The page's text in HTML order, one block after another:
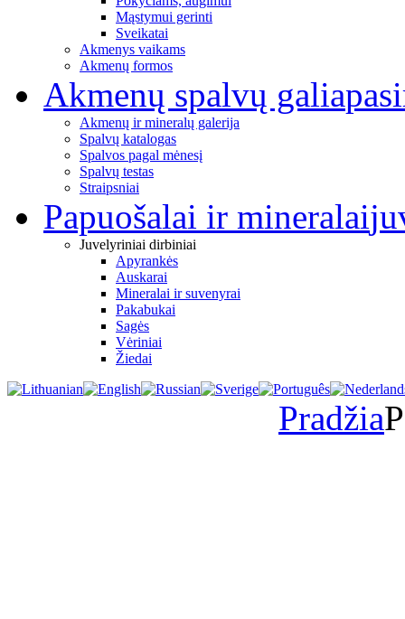
Mąstymui gerinti
Sveikatai
Akmenys vaikams
Akmenų formos
Akmenų spalvų galia
Akmenų ir mineralų galerija
Spalvų katalogas
Spalvos pagal mėnesį
Spalvų testas
Straipsniai
Papuošalai ir mineralai
Juvelyriniai dirbiniai
Apyrankės
Auskarai
Mineralai ir suvenyrai
Pakabukai
Sagės
Vėriniai
Žiedai
Pradžia